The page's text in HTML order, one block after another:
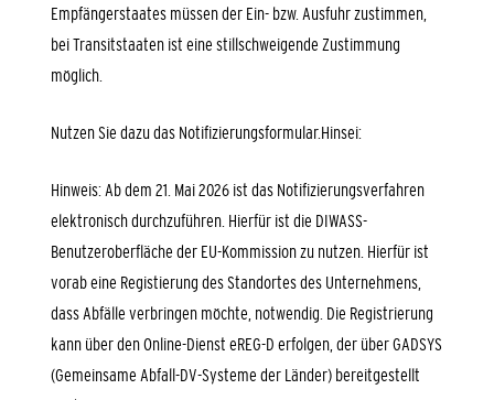
Empfängerstaates müssen der Ein- bzw. Ausfuhr zustimmen,
bei Transitstaaten ist eine stillschweigende Zustimmung
möglich.
Nutzen Sie dazu das Notifizierungsformular.Hinsei:
Hinweis: Ab dem 21. Mai 2026 ist das Notifizierungsverfahren
elektronisch durchzuführen. Hierfür ist die DIWASS-
Benutzeroberfläche der EU-Kommission zu nutzen. Hierfür ist
vorab eine Registierung des Standortes des Unternehmens,
dass Abfälle verbringen möchte, notwendig. Die Registrierung
kann über den Online-Dienst eREG-D erfolgen, der über GADSYS
(Gemeinsame Abfall-DV-Systeme der Länder) bereitgestellt